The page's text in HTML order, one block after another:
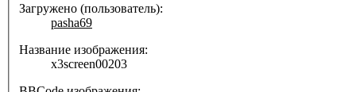
Загружено (пользователь):
pasha69
Название изображения:
x3screen00203